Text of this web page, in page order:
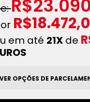
em até 21Xde
OPÇÕES DE